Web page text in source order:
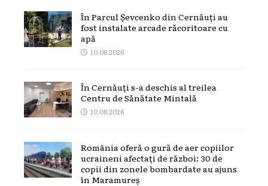
În Parcul Șevcenko din Cernăuți au
fost instalate arcade răcoritoare cu
apă
10.08.2026
În Cernăuți s-a deschis al treilea
Centru de Sănătate Mintală
10.08.2026
România oferă o gură de aer copiilor
ucraineni afectați de război: 30 de
copii din zonele bombardate au ajuns
în Maramureș